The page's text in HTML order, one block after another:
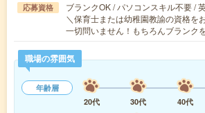
応募資格
ブランクOK / パソコンスキル不要 /
＼保育士または幼稚園教諭の資格を
一切問いません！もちろんブランク
職場の雰囲気
年齢層
20代
30代 40代